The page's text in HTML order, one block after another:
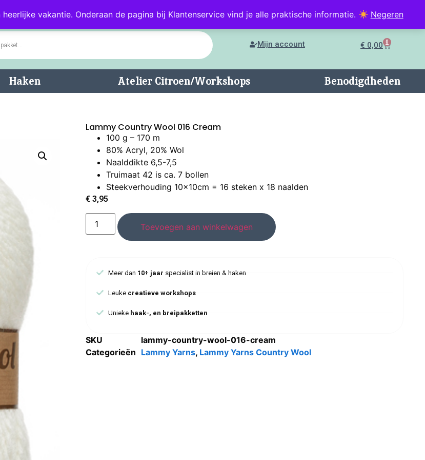
vakantie. Onderaan de pagina bij Klantenservice vind je alle praktische informatie. Negeren
Blog Klantenservice
Mijn account € 0,00 0
Haken Atelier Citroen/Workshops Benodigdheden
Lammy Country Wool 016 Cream
100 g – 170 m
80% Acryl, 20% Wol
Naalddikte 6,5-7,5
Truimaat 42 is ca. 7 bollen
Steekverhouding 10x10cm = 16 steken x 18 naalden
€ 3,95
Toevoegen aan winkelwagen
Meer dan 10+ jaar specialist in breien & haken
Leuke creatieve workshops
Uniekehaak-, en breipakketten
SKU
lammy-country-wool-016-cream
Categorieën Lammy Yarns, Lammy Yarns Country Wool